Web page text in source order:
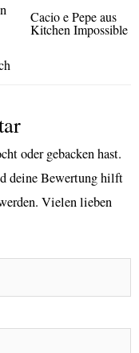
Cacio e Pepe aus
Kitchen Impossible
oder gebacken hast.
deine Bewertung hilft
Vielen lieben